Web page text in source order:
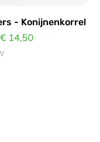
- Konijnenkorrel
€ 14,50